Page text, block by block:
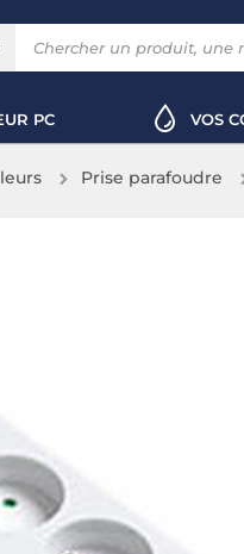
PC VOS
Prise parafoudre